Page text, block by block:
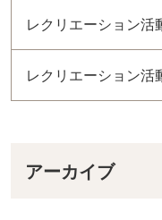
レクリエーション活
レクリエーション活
アーカイブ